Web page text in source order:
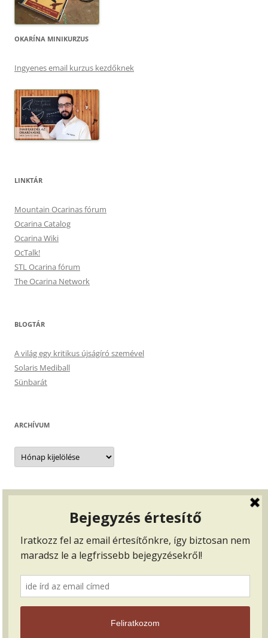
OKARÍNA MINIKURZUS
Ingyenes email kurzus kezdőknek
LINKTÁR
Mountain Ocarinas fórum
Ocarina Catalog
Ocarina Wiki
OcTalk!
STL Ocarina fórum
The Ocarina Network
BLOGTÁR
A világ egy kritikus újságíró szemével
Solaris Mediball
Sünbarát
ARCHÍVUM
Archívum
Bejegyzések hírcsatorna
Hozzászólások hírcsatorna
WordPress Magyarország